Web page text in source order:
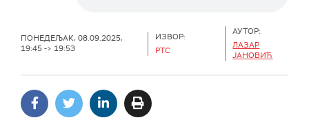
ПОНЕДЕЉАК, 08.09.2025,
19:45 -> 19:53
ИЗВОР:
РТС
АУТОР:
ЛАЗАР
ЈАНОВИЋ